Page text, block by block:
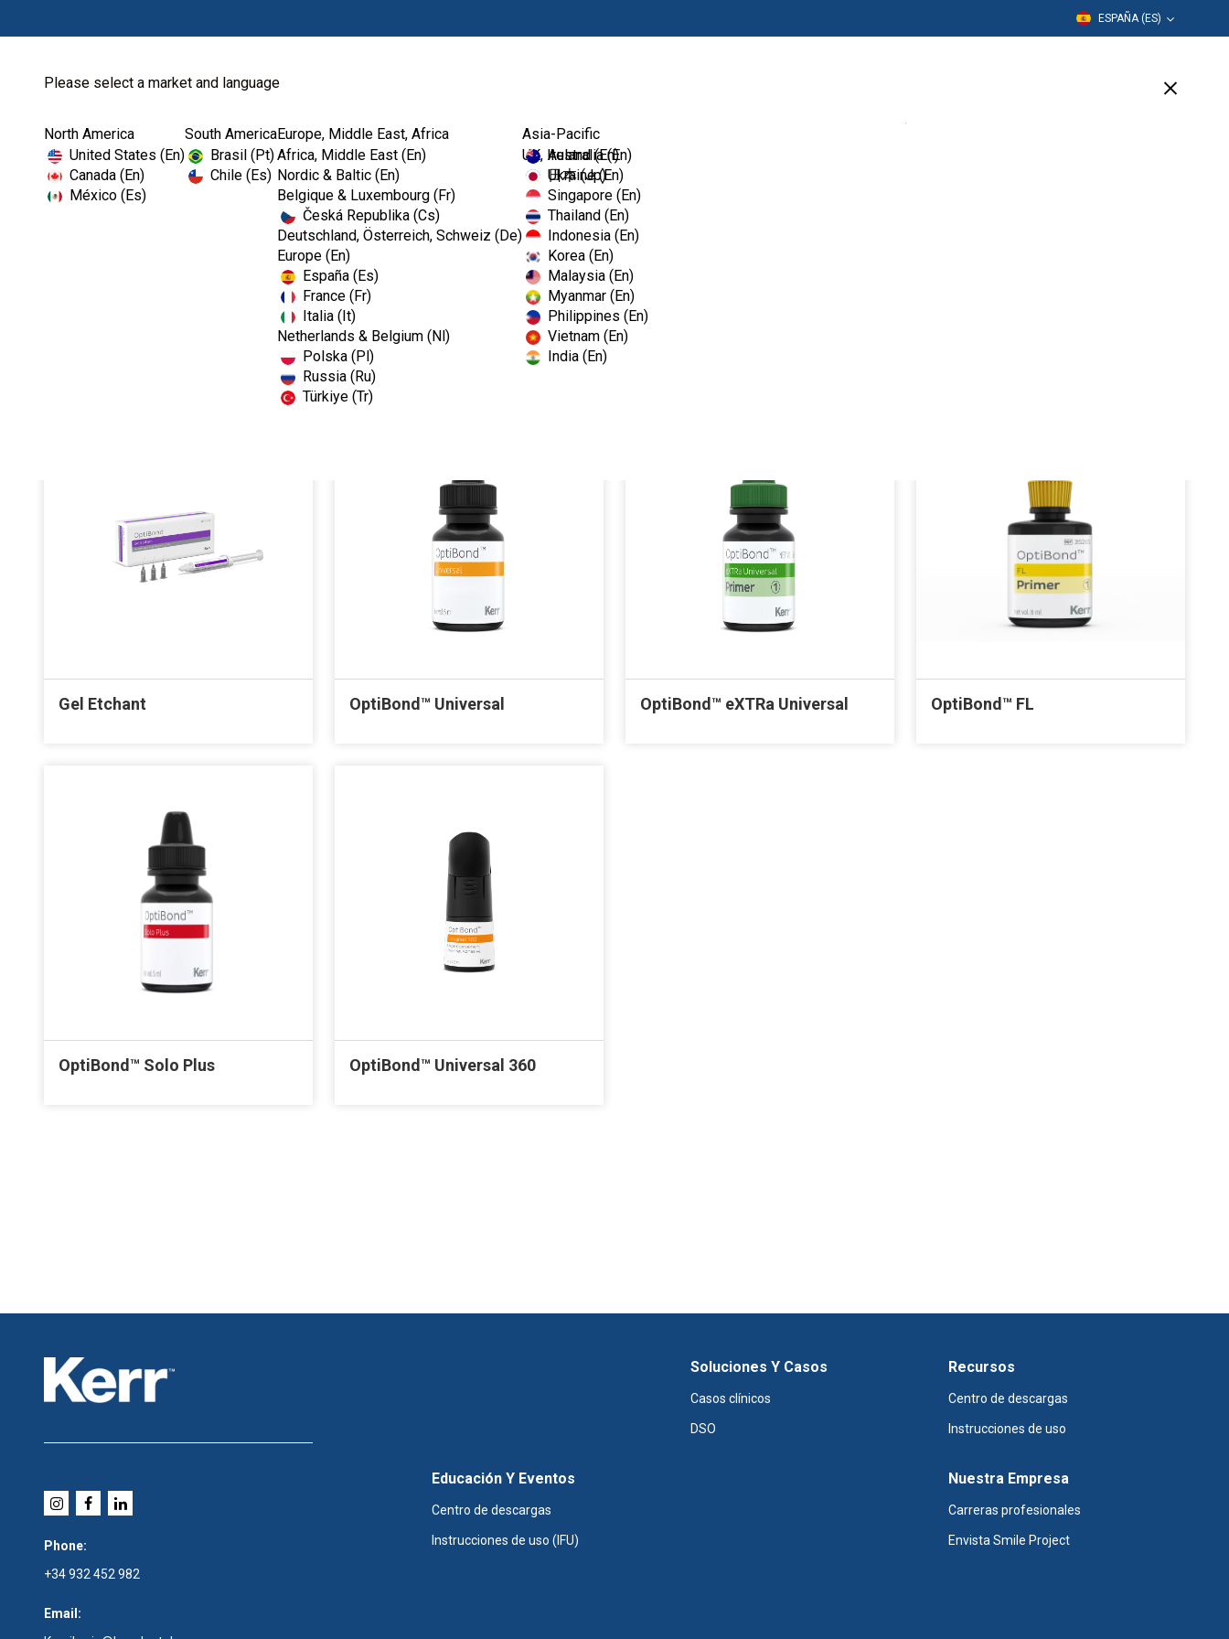
ESPAÑA (ES)
Please select a market and language
North America
United States (En)
Canada (En)
México (Es)
South America
Brasil (Pt)
Chile (Es)
Europe, Middle East, Africa
Africa, Middle East (En)
Nordic & Baltic (En)
Belgique & Luxembourg (Fr)
Česká Republika (Cs)
Deutschland, Österreich, Schweiz (De)
Europe (En)
España (Es)
France (Fr)
Italia (It)
Netherlands & Belgium (Nl)
Polska (Pl)
Russia (Ru)
Türkiye (Tr)
UK, Ireland (En)
Ukraine (En)
Asia-Pacific
Australia (En)
日本 (Jp)
Singapore (En)
Thailand (En)
Indonesia (En)
Korea (En)
Malaysia (En)
Myanmar (En)
Philippines (En)
Vietnam (En)
India (En)
Home Kerr Restoratives Dental Bonding Ag...
Dental Bonding Agents
Gel Etchant OptiBond™ Universal OptiBond™ eXTRa Universal OptiBond™ FL
OptiBond™ Solo Plus OptiBond™ Universal 360
Phone:
+34 932 452 982
Email:
Soluciones Y Casos
Casos clínicos
DSO
Recursos
Centro de descargas
Instrucciones de uso
Educación Y Eventos
Centro de descargas
Instrucciones de uso (IFU)
Nuestra Empresa
Carreras profesionales
Envista Smile Project